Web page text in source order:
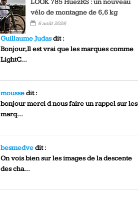
LOOK 785 HuezRS : un nouveau
vélo de montagne de 6,6 kg
6 août 2026
Guillaume Judasdit :
Bonjour,Il est vrai que les marques comme
LightC...
moussedit :
bonjour merci d nous faire un rappel sur les
marq...
besmedvedit :
On vois bien sur les images de la descente
des cha...